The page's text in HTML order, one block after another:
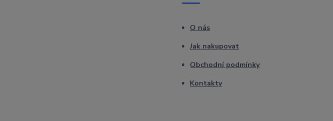
O nás
Jak nakupovat
Obchodní podmínky
Kontakty